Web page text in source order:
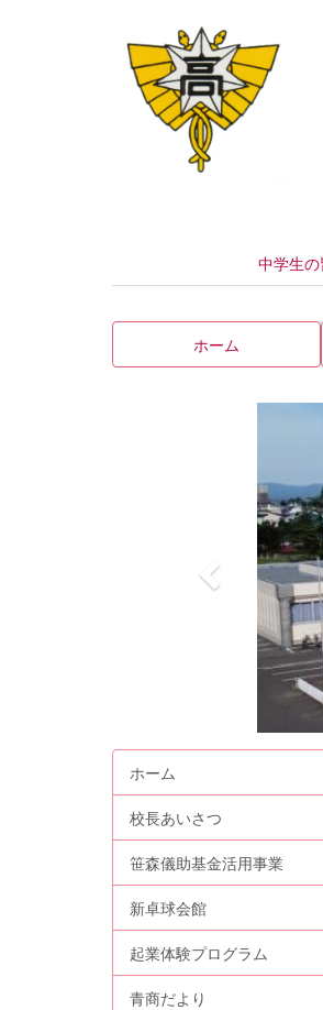
中学生
ホーム
o
u
ホーム
校長あいさつ
笹森儀助基金活用事業
新卓球会館
起業体験プログラム
青商だより